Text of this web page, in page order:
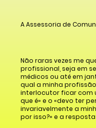
A Assessoria de
Não raras vezes me
profissional, seja em
médicos ou até em
qual a minha
interlocutor ficar com
que é» e o «devo ter
invariavelmente a
por isso?» e a resposta